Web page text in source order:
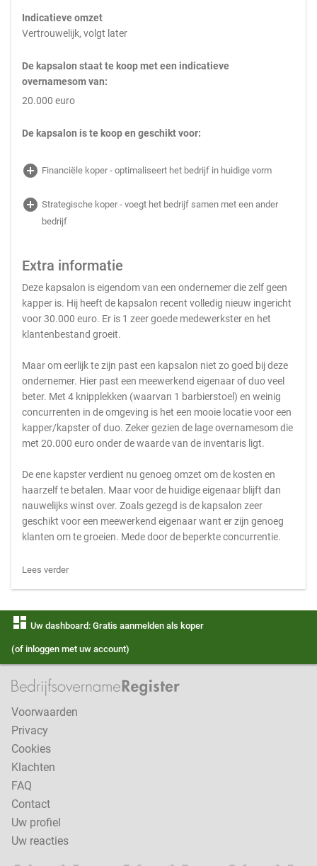
Indicatieve omzet
Vertrouwelijk, volgt later
De kapsalon staat te koop met een indicatieve
overnamesom van:
20.000 euro
De kapsalon is te koop en geschikt voor:
add_circle Financiële koper - optimaliseert het bedrijf in huidige vorm
add_circle Strategische koper - voegt het bedrijf samen met een ander
bedrijf
Extra informatie
Deze kapsalon is eigendom van een ondernemer die zelf geen
kapper is. Hij heeft de kapsalon recent volledig nieuw ingericht
voor 30.000 euro. Er is 1 zeer goede medewerkster en het
klantenbestand groeit.
Maar om eerlijk te zijn past een kapsalon niet zo goed bij deze
ondernemer. Hier past een meewerkend eigenaar of duo veel
beter. Met 4 knipplekken (waarvan 1 barbierstoel) en weinig
concurrenten in de omgeving is het een mooie locatie voor een
kapper/kapster of duo. Zeker gezien de lage overnamesom die
met 20.000 euro onder de waarde van de inventaris ligt.
De ene kapster verdient nu genoeg omzet om de kosten en
haarzelf te betalen. Maar voor de huidige eigenaar blijft dan
nauwelijks winst over. Zoals gezegd is de kapsalon zeer
geschikt voor een meewerkend eigenaar want er zijn genoeg
klanten om te groeien. Mede door de beperkte concurrentie.
Lees verder
dashboard Uw dashboard: Gratis aanmelden als koper
(of inloggen met uw account)
Voorwaarden
Privacy
Cookies
Klachten
FAQ
Contact
Uw profiel
Uw reacties